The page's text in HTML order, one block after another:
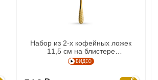
Набор из 2-х кофейных ложек
11,5 см на блистере
WL‑999235/2B
ВИДЕО